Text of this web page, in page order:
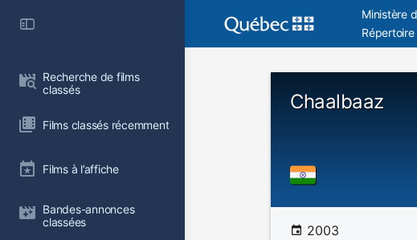
Recherche de films
classés
Films classés récemment
Films à l’affiche
Bandes-annonces
classées
Ministère
Chaalbaaz
2003